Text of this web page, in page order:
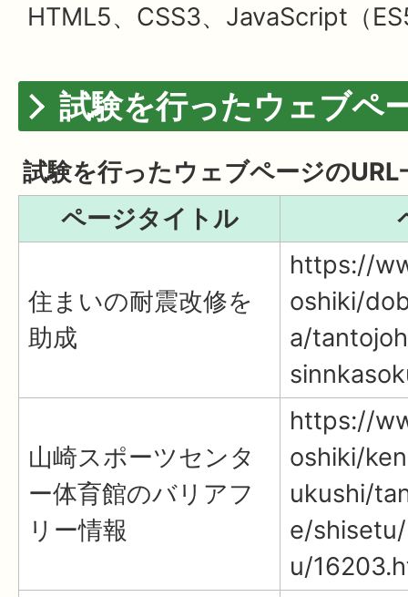
HTML5、CSS3、JavaScript（
試験を行ったウェブペ
試験を行ったウェブページのURL
ページタイトル
住まいの耐震改修を
助成
https://
oshiki/
a/
山崎スポーツセンタ
ー体育館のバリアフ
リー情報
https://
oshiki/
ukushi/
e/
u/